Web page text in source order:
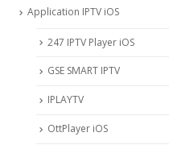
Application IPTV iOS
247 IPTV Player iOS
‎GSE SMART IPTV
IPLAYTV
OttPlayer iOS